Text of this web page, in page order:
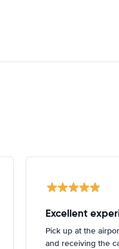
Excellent
Pick up at the
and receiving the